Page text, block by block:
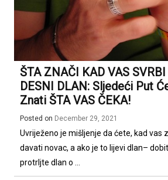
ŠTA ZNAČI KAD VAS
DESNI DLAN: Sljedeći Put
Znati ŠTA VAS ČEKA!
Posted on December 29, 2021
Uvriježeno je mišljenje da ćete, kad vas
davati novac, a ako je to lijevi dlan–
protrljte dlan o ...